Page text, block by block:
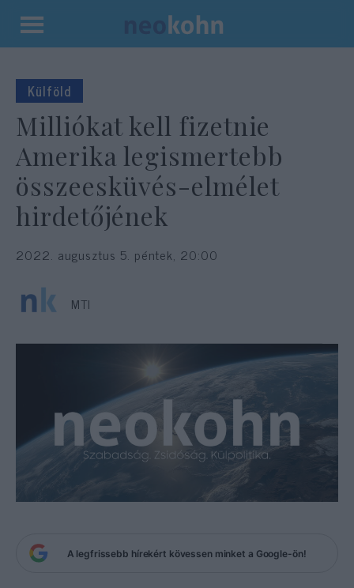
Kilépés
tartalomba
Külföld
Milliókat kell fizetnie
Amerika legismertebb
összeesküvés-elmélet
hirdetőjének
2022. augusztus 5. péntek, 20:00
MTI
A legfrissebb hírekért kövessen minket a Google-ön!